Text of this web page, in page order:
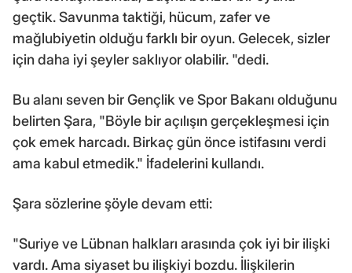
geçtik. Savunma taktiği, hücum, zafer ve
mağlubiyetin olduğu farklı bir oyun. Gelecek, sizler
için daha iyi şeyler saklıyor olabilir. "dedi.
Bu alanı seven bir Gençlik ve Spor Bakanı olduğunu
belirten Şara, "Böyle bir açılışın gerçekleşmesi için
çok emek harcadı. Birkaç gün önce istifasını verdi
ama kabul etmedik." İfadelerini kullandı.
Şara sözlerine şöyle devam etti:
"Suriye ve Lübnan halkları arasında çok iyi bir ilişki
vardı. Ama siyaset bu ilişkiyi bozdu. İlişkilerin